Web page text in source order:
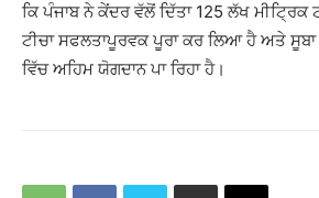
ਕਿ ਪੰਜਾਬ ਨੇ ਕੇਂਦਰ ਵੱਲੋਂ ਦਿੱਤਾ 125 ਲੱਖ
ਟੀਚਾ ਸਫਲਤਾਪੂਰਵਕ ਪੂਰਾ ਕਰ ਲਿਆ ਹੈ ਅਤੇ
ਵਿੱਚ ਅਹਿਮ ਯੋਗਦਾਨ ਪਾ ਰਿਹਾ ਹੈ।